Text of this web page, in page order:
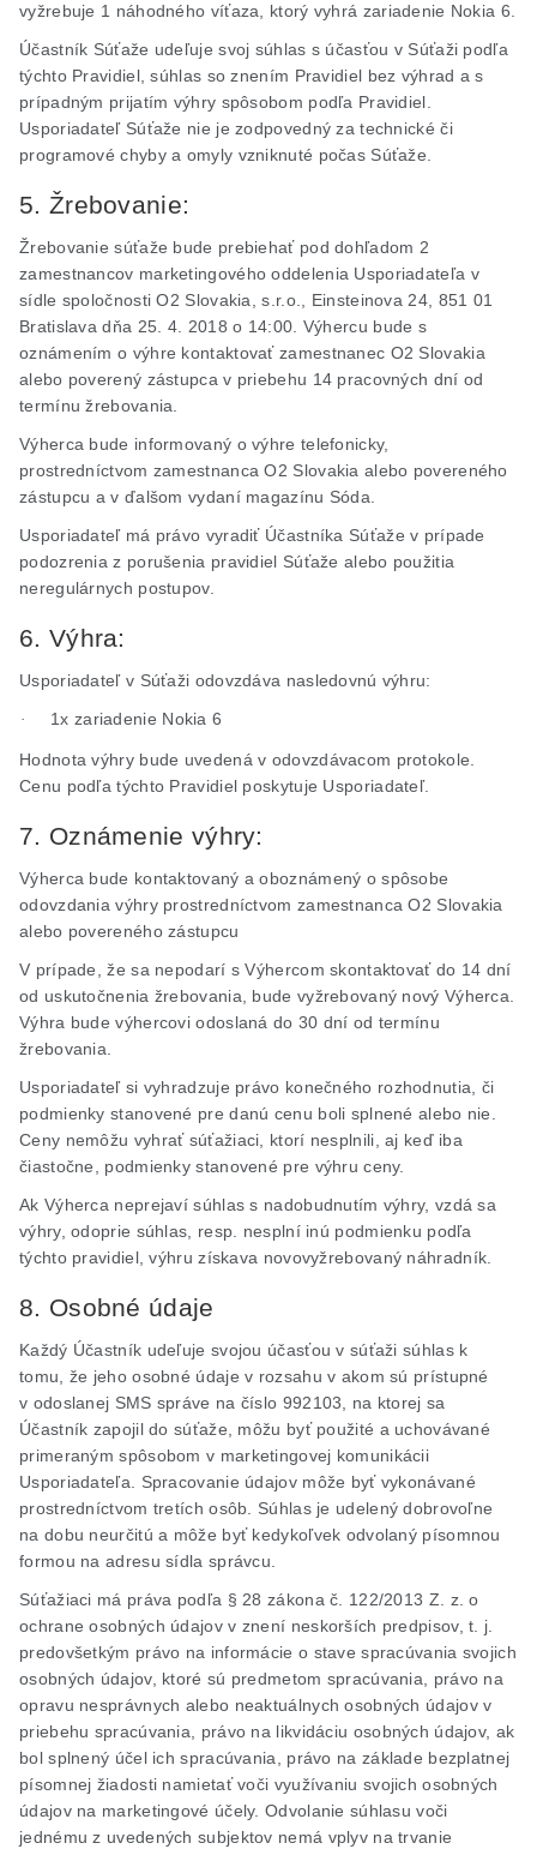
vyžrebuje 1 náhodného víťaza, ktorý vyhrá zariadenie Nokia 6.
Účastník Súťaže udeľuje svoj súhlas s účasťou v Súťaži podľa
týchto Pravidiel, súhlas so znením Pravidiel bez výhrad a s
prípadným prijatím výhry spôsobom podľa Pravidiel.
Usporiadateľ Súťaže nie je zodpovedný za technické či
programové chyby a omyly vzniknuté počas Súťaže.
5. Žrebovanie:
Žrebovanie súťaže bude prebiehať pod dohľadom 2
zamestnancov marketingového oddelenia Usporiadateľa v
sídle spoločnosti O2 Slovakia,s.r.o., Einsteinova 24, 851 01
Bratislava dňa 25. 4. 2018 o 14:00. Výhercu bude s
oznámením o výhre kontaktovať zamestnanec O2 Slovakia
alebo poverený zástupca v priebehu 14 pracovných dní od
termínu žrebovania.
Výherca bude informovaný o výhre telefonicky,
prostredníctvom zamestnanca O2 Slovakia alebo povereného
zástupcu a v ďalšom vydaní magazínu Sóda.
Usporiadateľ má právo vyradiť Účastníka Súťaže v prípade
podozrenia z porušenia pravidiel Súťaže alebo použitia
neregulárnych postupov.
6. Výhra:
Usporiadateľ v Súťaži odovzdáva nasledovnú výhru:
· 1x zariadenie Nokia 6
Hodnota výhry bude uvedená v odovzdávacom protokole.
Cenu podľa týchto Pravidiel poskytuje Usporiadateľ.
7. Oznámenie výhry:
Výherca bude kontaktovaný a oboznámený o spôsobe
odovzdania výhry prostredníctvom zamestnanca O2 Slovakia
alebo povereného zástupcu
V prípade, že sa nepodarí s Výhercom skontaktovať do 14 dní
od uskutočnenia žrebovania, bude vyžrebovaný nový Výherca.
Výhra bude výhercovi odoslaná do 30 dní od termínu
žrebovania.
Usporiadateľ si vyhradzuje právo konečného rozhodnutia, či
podmienky stanovené pre danú cenu boli splnené alebo nie.
Ceny nemôžu vyhrať súťažiaci, ktorí nesplnili, aj keď iba
čiastočne, podmienky stanovené pre výhru ceny.
Ak Výherca neprejaví súhlas s nadobudnutím výhry, vzdá sa
výhry, odoprie súhlas, resp. nesplní inú podmienku podľa
týchto pravidiel, výhru získava novovyžrebovaný náhradník.
8. Osobné údaje
Každý Účastník udeľuje svojou účasťou v súťaži súhlas k
tomu, že jeho osobné údaje v rozsahu v akom sú prístupné
v odoslanej SMS správe na číslo 992103, na ktorej sa
Účastník zapojil do súťaže, môžu byť použité a uchovávané
primeraným spôsobom v marketingovej komunikácii
Usporiadateľa. Spracovanie údajov môže byť vykonávané
prostredníctvom tretích osôb. Súhlas je udelený dobrovoľne
na dobu neurčitú a môže byť kedykoľvek odvolaný písomnou
formou na adresu sídla správcu.
Súťažiaci má práva podľa § 28 zákona č. 122/2013 Z. z. o
ochrane osobných údajov v znení neskorších predpisov, t. j.
predovšetkým právo na informácie o stave spracúvania svojich
osobných údajov, ktoré sú predmetom spracúvania, právo na
opravu nesprávnych alebo neaktuálnych osobných údajov v
priebehu spracúvania, právo na likvidáciu osobných údajov, ak
bol splnený účel ich spracúvania, právo na základe bezplatnej
písomnej žiadosti namietať voči využívaniu svojich osobných
údajov na marketingové účely. Odvolanie súhlasu voči
jednému z uvedených subjektov nemá vplyv na trvanie